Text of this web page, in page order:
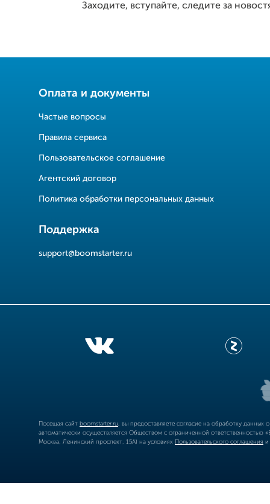
Заходите, вступайте, следите за
Оплата и документы
Частые вопросы
Правила сервиса
Пользовательское соглашение
Агентский договор
Политика обработки персональных данных
Поддержка
support@boomstarter.ru
Посещая сайт boomstarter.ru , вы предоставляете согласие на обработку
автоматически осуществляется Обществом с ограниченной
Москва, Ленинский проспект, 15А) на условиях Пользовательского соглашения и